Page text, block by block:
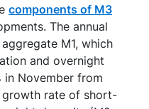
components of M3
The annual
M1, which
and overnight
in November from
growth rate of short-